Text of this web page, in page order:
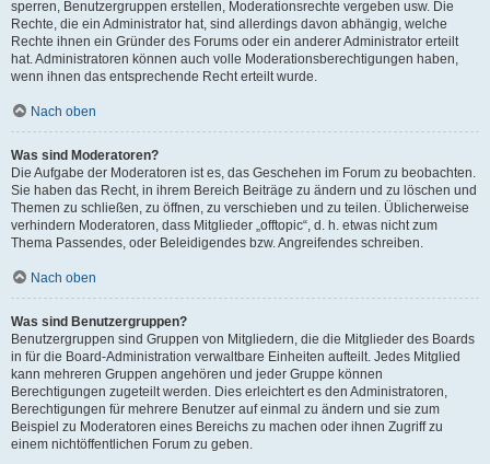
sperren, Benutzergruppen erstellen, Moderationsrechte vergeben usw. Die
Rechte, die ein Administrator hat, sind allerdings davon abhängig, welche
Rechte ihnen ein Gründer des Forums oder ein anderer Administrator erteilt
hat. Administratoren können auch volle Moderationsberechtigungen haben,
wenn ihnen das entsprechende Recht erteilt wurde.
Nach oben
Was sind Moderatoren?
Die Aufgabe der Moderatoren ist es, das Geschehen im Forum zu beobachten.
Sie haben das Recht, in ihrem Bereich Beiträge zu ändern und zu löschen und
Themen zu schließen, zu öffnen, zu verschieben und zu teilen. Üblicherweise
verhindern Moderatoren, dass Mitglieder „offtopic“, d. h. etwas nicht zum
Thema Passendes, oder Beleidigendes bzw. Angreifendes schreiben.
Nach oben
Was sind Benutzergruppen?
Benutzergruppen sind Gruppen von Mitgliedern, die die Mitglieder des Boards
in für die Board-Administration verwaltbare Einheiten aufteilt. Jedes Mitglied
kann mehreren Gruppen angehören und jeder Gruppe können
Berechtigungen zugeteilt werden. Dies erleichtert es den Administratoren,
Berechtigungen für mehrere Benutzer auf einmal zu ändern und sie zum
Beispiel zu Moderatoren eines Bereichs zu machen oder ihnen Zugriff zu
einem nichtöffentlichen Forum zu geben.